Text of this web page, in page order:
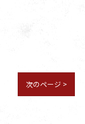
次のページ >